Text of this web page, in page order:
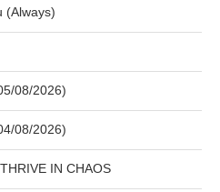
(Always)
08/2026)
08/2026)
IN CHAOS